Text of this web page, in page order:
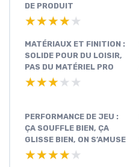
DE PRODUIT
★★★★★
★★★★★
MATÉRIAUX ET FINITION :
SOLIDE POUR DU LOISIR,
PAS DU MATÉRIEL PRO
★★★★★
★★★★★
PERFORMANCE DE JEU :
ÇA SOUFFLE BIEN, ÇA
GLISSE BIEN, ON S’AMUSE
★★★★★
★★★★★